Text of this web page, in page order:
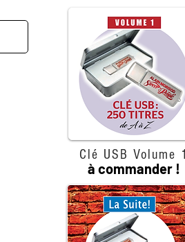
Clé USB Volume
à commander !